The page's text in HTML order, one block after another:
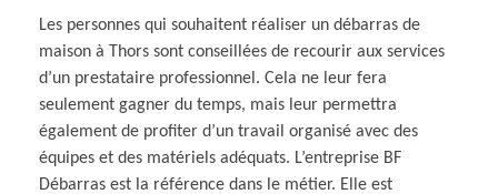
Les personnes qui souhaitent réaliser un débarras de
maison à Thors sont conseillées de recourir aux services
d’un prestataire professionnel. Cela ne leur fera
seulement gagner du temps, mais leur permettra
également de profiter d’un travail organisé avec des
équipes et des matériels adéquats. L’entreprise BF
Débarras est la référence dans le métier. Elle est